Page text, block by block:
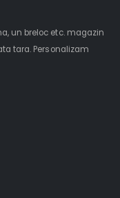
un breloc etc. magazin
tara. Personalizam